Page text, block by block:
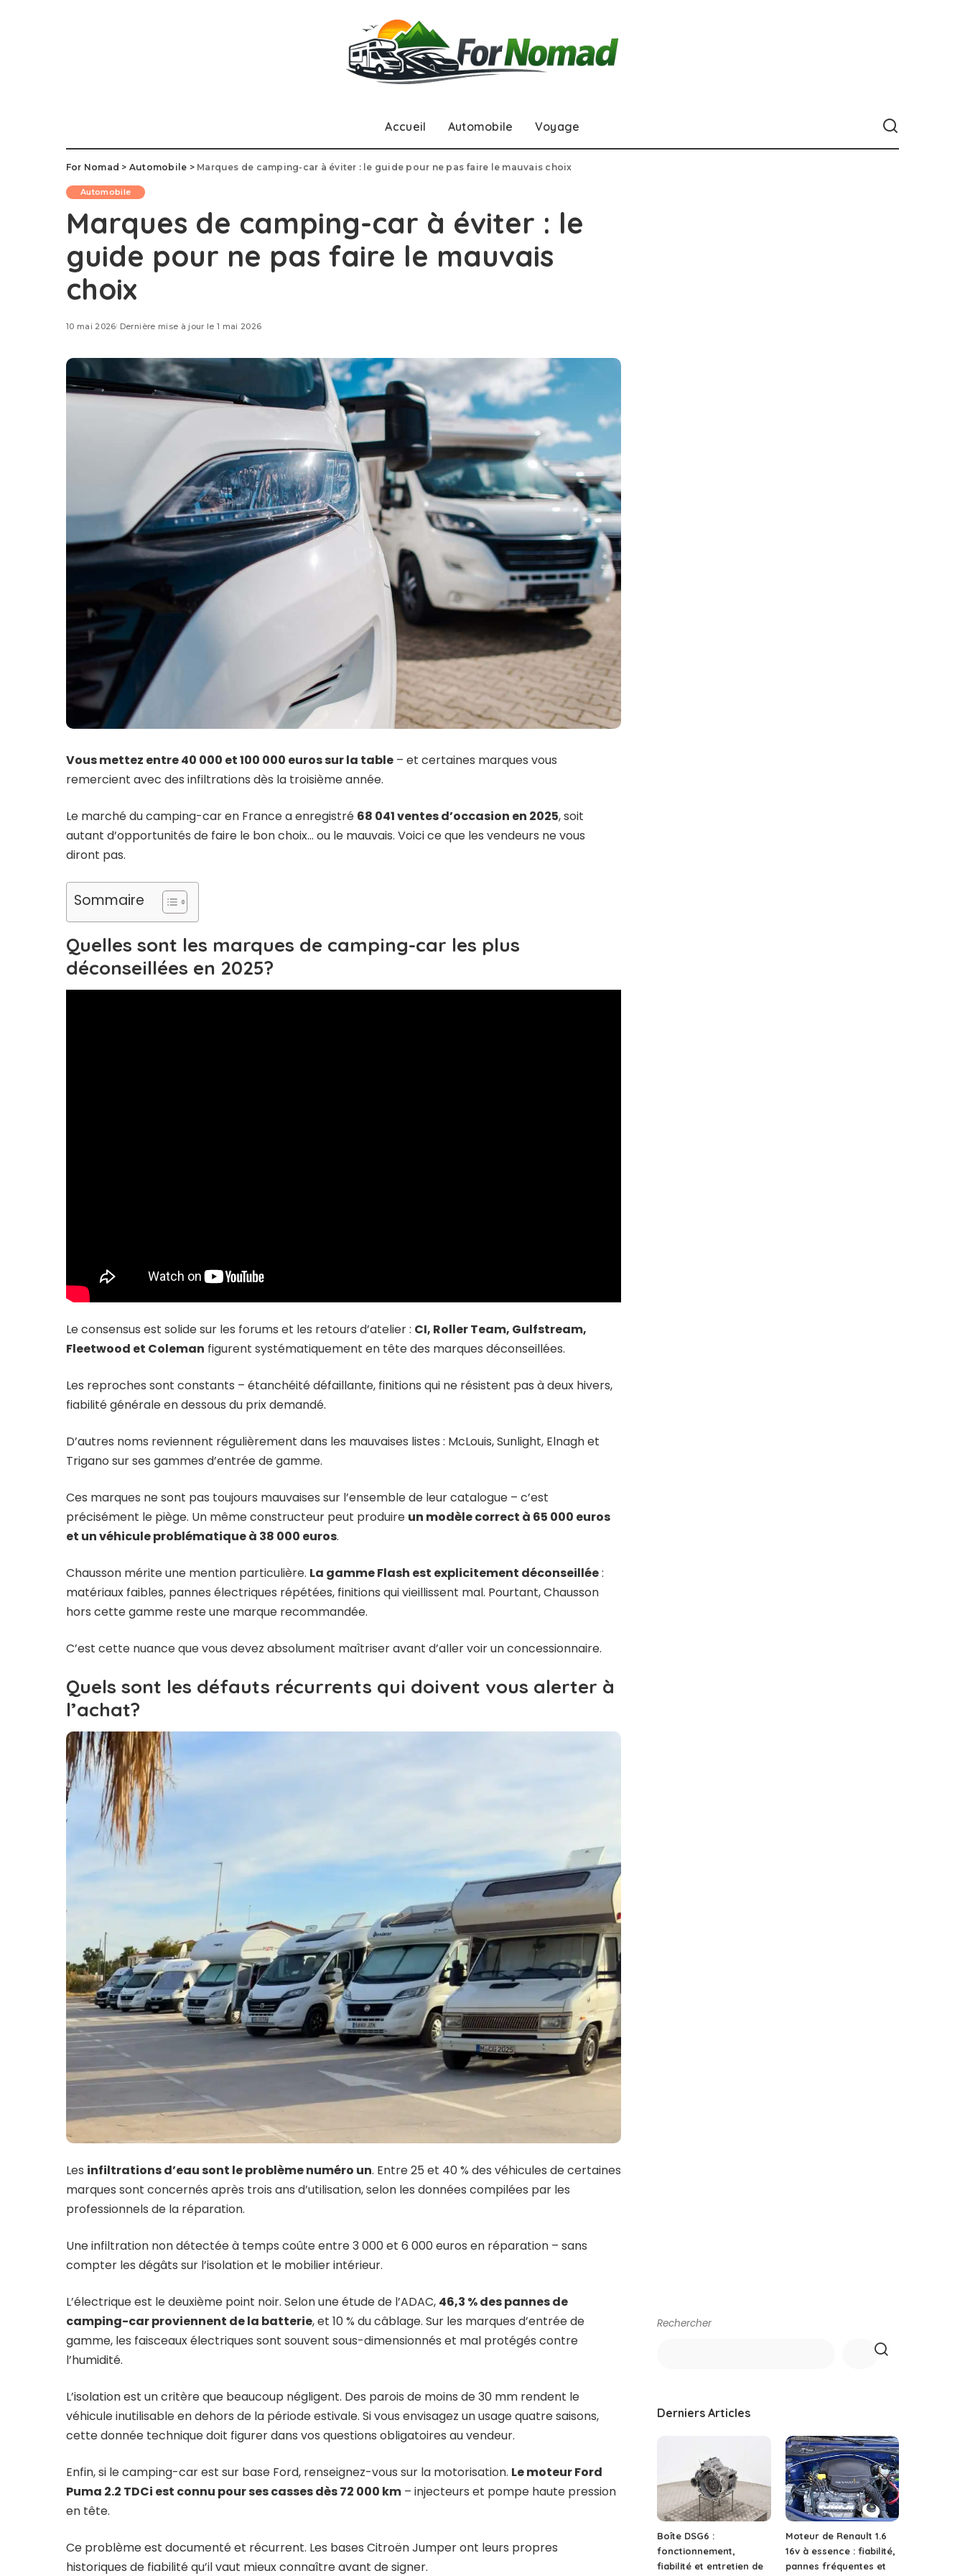
Accueil Automobile Voyage
For Nomad > Automobile > Marques de camping-car à éviter : le guide pour ne pas faire le mauvais choix
Automobile
Marques de camping-car à éviter : le
guide pour ne pas faire le mauvais
choix
10 mai 2026 Dernière mise à jour le 1 mai 2026
Vous mettez entre 40 000 et 100 000 euros sur la table – et certaines marques vous
remercient avec des infiltrations dès la troisième année.
Le marché du camping-car en France a enregistré 68 041 ventes d’occasion en 2025, soit
autant d’opportunités de faire le bon choix… ou le mauvais. Voici ce que les vendeurs ne vous
diront pas.
Sommaire
Quelles sont les marques de camping-car les plus
déconseillées en 2025?
Le consensus est solide sur les forums et les retours d’atelier : CI, Roller Team, Gulfstream,
Fleetwood et Coleman figurent systématiquement en tête des marques déconseillées.
Les reproches sont constants – étanchéité défaillante, finitions qui ne résistent pas à deux hivers,
fiabilité générale en dessous du prix demandé.
D’autres noms reviennent régulièrement dans les mauvaises listes : McLouis, Sunlight, Elnagh et
Trigano sur ses gammes d’entrée de gamme.
Ces marques ne sont pas toujours mauvaises sur l’ensemble de leur catalogue – c’est
précisément le piège. Un même constructeur peut produire un modèle correct à 65 000 euros
et un véhicule problématique à 38 000 euros.
Chausson mérite une mention particulière. La gamme Flash est explicitement déconseillée:
matériaux faibles, pannes électriques répétées, finitions qui vieillissent mal. Pourtant, Chausson
hors cette gamme reste une marque recommandée.
C’est cette nuance que vous devez absolument maîtriser avant d’aller voir un concessionnaire.
Quels sont les défauts récurrents qui doivent vous alerter à
l’achat?
Les infiltrations d’eau sont le problème numéro un. Entre 25 et 40 % des véhicules de certaines
marques sont concernés après trois ans d’utilisation, selon les données compilées par les
professionnels de la réparation.
Une infiltration non détectée à temps coûte entre 3 000 et 6 000 euros en réparation – sans
compter les dégâts sur l’isolation et le mobilier intérieur.
L’électrique est le deuxième point noir. Selon une étude de l’ADAC, 46,3 % des pannes de
camping-car proviennent de la batterie, et 10 % du câblage. Sur les marques d’entrée de
gamme, les faisceaux électriques sont souvent sous-dimensionnés et mal protégés contre
l’humidité.
L’isolation est un critère que beaucoup négligent. Des parois de moins de 30 mm rendent le
véhicule inutilisable en dehors de la période estivale. Si vous envisagez un usage quatre saisons,
cette donnée technique doit figurer dans vos questions obligatoires au vendeur.
Enfin, si le camping-car est sur base Ford, renseignez-vous sur la motorisation. Le moteur Ford
Puma 2.2 TDCi est connu pour ses casses dès 72 000 km – injecteurs et pompe haute pression
en tête.
Ce problème est documenté et récurrent. Les bases Citroën Jumper ont leurs propres
historiques de fiabilitéqu’il vaut mieux connaître avant de signer.
Rechercher
Derniers Articles
Boîte DSG6 :
fonctionnement,
fiabilité et entretien de
Moteur de Renault 1.6
16v à essence : fiabilité,
pannes fréquentes et